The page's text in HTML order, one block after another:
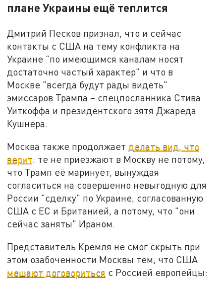
плане Украины ещё теплится
Дмитрий Песков признал, что и сейчас
контакты с США на тему конфликта на
Украине "по имеющимся каналам носят
достаточно частый характер" и что в
Москве "всегда будут рады видеть"
эмиссаров Трампа – спецпосланника Стива
Уиткоффа и президентского зятя Джареда
Кушнера.
Москва также продолжает делать вид, что
верит: те не приезжают в Москву не потому,
что Трамп её маринует, вынуждая
согласиться на совершенно невыгодную для
России "сделку" по Украине, согласованную
США с ЕС и Британией, а потому, что "они
сейчас заняты" Ираном.
Представитель Кремля не смог скрыть при
этом озабоченности Москвы тем, что США
мешают договориться с Россией европейцы: